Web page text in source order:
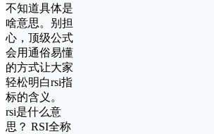
不知道具体是
啥意思。别担
心，顶级公式
会用通俗易懂
的方式让大家
轻松明白rsi指
标的含义。
rsi是什么意
思？ RSI全称